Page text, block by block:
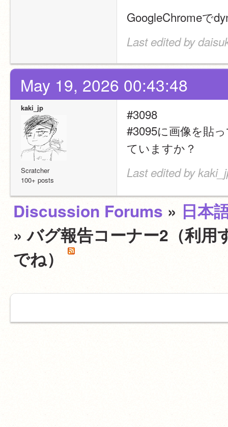
GoogleChromeで
Last edited by
May 19, 2026 00:43:48
kaki_jp
Scratcher
100+ posts
#3098
#3095に画像を貼
ていますか？
Last edited by
Discussion Forums » 日本
» バグ報告コーナー2（利用
でね）